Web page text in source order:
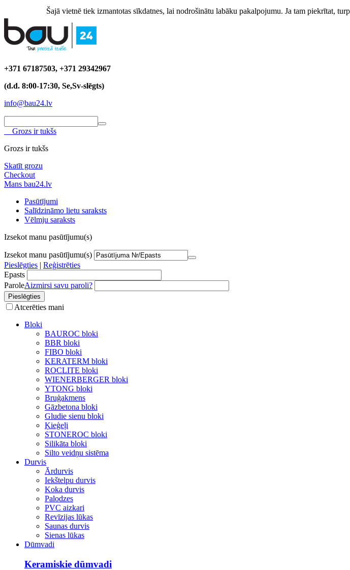
Šajā vietnē tiek izmantotas sīkdatnes, lai nodrošinātu labāku pakalpojumu. Ja tam piekrītat,
+371 67187503, +371 29342967
(d.d. 8:00-17:30, Se,Sv-slēgts)
info@bau24.lv
Grozs ir tukšs
Grozs ir tukšs
Skatīt grozu
Checkout
Mans bau24.lv
Pasūtījumi
Salīdzināmo lietu saraksts
Vēlmju saraksts
Izsekot manu pasūtījumu(s)
Izsekot manu pasūtījumu(s)
Pieslēgties | Reģistrēties
Epasts
ParoleAizmirsi savu paroli?
Atcerēties mani
Bloki
BAUROC bloki
BBR bloki
FIBO bloki
KERATERM bloki
ROCLITE bloki
WIENERBERGER bloki
YTONG bloki
Bruģakmens
Gāzbetona bloki
Gludie sienu bloki
Ķieģeļi
STONEROC bloki
Silikāta bloki
Silto veidņu sistēma
Durvis
Ārdurvis
Iekštelpu durvis
Koka durvis
Palodzes
PVC aizkari
Revīzijas lūkas
Saunas durvis
Sienas lūkas
Dūmvadi
Keramiskie dūmvadi